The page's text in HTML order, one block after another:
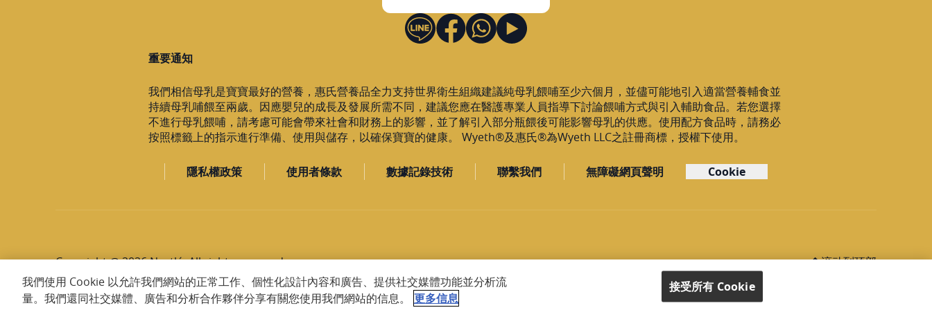
重要通知
我們相信母乳是寶寶最好的營養，惠氏營養品全力支持世界衛生組織建議純母乳餵哺至少六個月，並儘可能地引入適當營養輔食並
持續母乳哺餵至兩歲。因應嬰兒的成長及發展所需不同，建議您應在醫護專業人員指導下討論餵哺方式與引入輔助食品。若您選擇
不進行母乳餵哺，請考慮可能會帶來社會和財務上的影響，並了解引入部分瓶餵後可能影響母乳的供應。使用配方食品時，請務必
按照標籤上的指示進行準備、使用與儲存，以確保寶寶的健康。 Wyeth®及惠氏®為Wyeth LLC之註冊商標，授權下使用。
隱私權政策 使用者條款 數據記錄技術 聯繫我們 無障礙網頁聲明 Cookie
Copyright @ 2026 Nestlé. All rights reserved.
滚动到顶部
我們使用 Cookie 以允許我們網站的正常工作、個性化設計內容和廣告、提供社交媒體功能並分析流
量。我們還同社交媒體、廣告和分析合作夥伴分享有關您使用我們網站的信息。
更多信息
接受所有 Cookie